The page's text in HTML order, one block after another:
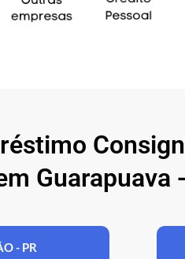
Guarapuava
- PR